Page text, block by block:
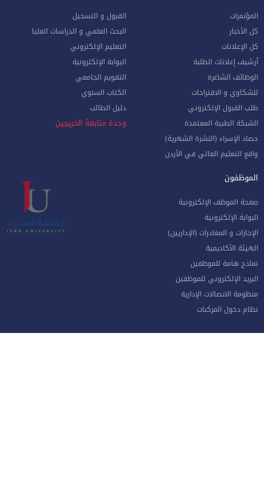
المؤتمرات
كل الأخبار
كل الإعلانات
أرشيف إعلانات الطلبة
الوظائف الشاغرة
للشكاوي و الاقتراحات
طلب القبول الإلكتروني
الشبكة الطبية المعتمدة
حصاد الإسراء (النشرة الشهرية)
واقع التعليم العالي في الأردن
القبول و التسجيل
البحث العلمي و الدراسات العليا
التعليم الإلكتروني
البوابة الإلكترونية
التقويم الجامعي
الكتاب السنوي
دليل الطالب
وحدة متابعة الخريجين
الموظفون
صفحة الموظف الإلكترونية
البوابة الإلكترونية
الإجازات و المغادرات (الإداريين)
الهيئة الأكاديمية
نماذج هامة للموظفين
البريد الإلكتروني للموظفين
منظومة الاتصالات الإدارية
نظام دخول المركبات
جامعة الإسراء - طريق مطار الملكة علياء الدولي جنوب العاصمة عمان